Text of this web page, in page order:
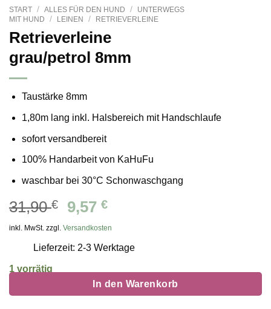
START / ALLES FÜR DEN HUND /
UNTERWEGS
MIT HUND
/ LEINEN / RETRIEVERLEINE
Retrieverleine
grau/petrol 8mm
Taustärke 8mm
1,80m lang inkl. Halsbereich mit Handschlaufe
sofort versandbereit
100% Handarbeit von KaHuFu
waschbar bei 30°C Schonwaschgang
31,90€
Ursprünglicher
Preis
31,90 €
9,57 €Aktueller
Preis
9,57 €.
inkl. MwSt. zzgl. Versandkosten
Lieferzeit: 2-3 Werktage
1 vorrätig
In den Warenkorb